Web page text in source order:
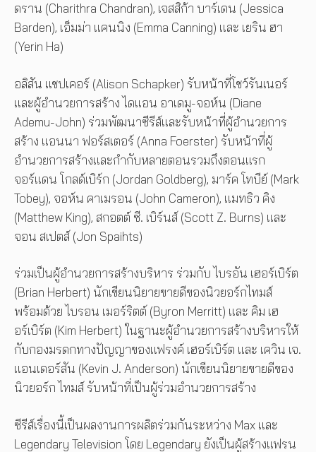
ดราน (Charithra Chandran), เจสสิก้า บาร์เดน (Jessica
Barden), เอ็มม่า แคนนิง (Emma Canning) และ เยริน ฮา
(Yerin Ha)
อลิสัน แชปเคอร์ (Alison Schapker) รับหน้าที่โชว์รันเนอร์
และผู้อำนวยการสร้าง ไดแอน อาเดมู-จอห์น (Diane
Ademu-John) ร่วมพัฒนาซีรีส์และรับหน้าที่ผู้อำนวยการ
สร้าง แอนนา ฟอร์สเตอร์ (Anna Foerster) รับหน้าที่ผู้
อำนวยการสร้างและกำกับหลายตอนรวมถึงตอนแรก
จอร์แดน โกลด์เบิร์ก (Jordan Goldberg), มาร์ค โทบีย์ (Mark
Tobey), จอห์น คาเมรอน (John Cameron), แมทธิว คิง
(Matthew King), สกอตต์ ซี. เบิร์นส์ (Scott Z. Burns) และ
จอน สเปตส์ (Jon Spaihts)
ร่วมเป็นผู้อำนวยการสร้างบริหาร ร่วมกับ ไบรอัน เฮอร์เบิร์ต
(Brian Herbert) นักเขียนนิยายขายดีของนิวยอร์กไทมส์
พร้อมด้วย ไบรอน เมอร์ริตต์ (Byron Merritt) และ คิม เฮ
อร์เบิร์ต (Kim Herbert) ในฐานะผู้อำนวยการสร้างบริหารให้
กับกองมรดกทางปัญญาของแฟรงค์ เฮอร์เบิร์ต และ เควิน เจ.
แอนเดอร์สัน (Kevin J. Anderson) นักเขียนนิยายขายดีของ
นิวยอร์ก ไทมส์ รับหน้าที่เป็นผู้ร่วมอำนวยการสร้าง
ซีรีส์เรื่องนี้เป็นผลงานการผลิตร่วมกันระหว่าง Max และ
Legendary Television โดย Legendary ยังเป็นผู้สร้างแฟรน